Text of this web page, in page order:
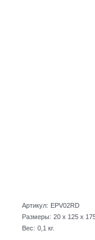
Артикул: EPV02RD
Размеры: 20 x 125 x
Вес: 0,1 кг.